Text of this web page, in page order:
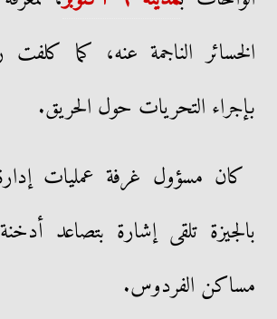
الخسائر الناجمة عنه، كما
بإجراء التحريات حول الحريق.
كان مسؤول غرفة عمليات إدارة
بالجيزة تلقى إشارة بتصاعد
مساكن الفردوس.